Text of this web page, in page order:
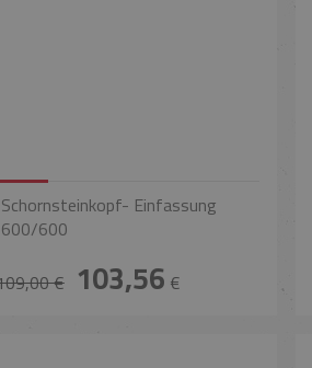
Schornsteinkopf- Einfassung
600/600
€ 103,56 €